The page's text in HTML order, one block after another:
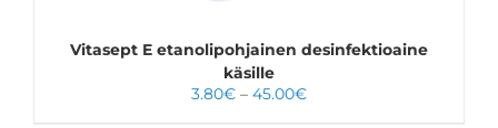
Vitasept E etanolipohjainen desinfektioaine
käsille
3.80€ – 45.00€Hintaluokka: